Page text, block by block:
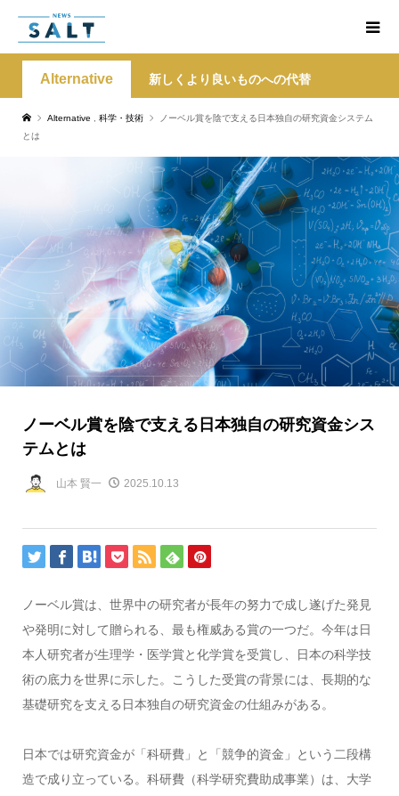
Alternative 新しくより良いものへの代替
Alternative 科学・技術
ノーベル賞を陰で支える日本独自の研究資金システム
とは
ノーベル賞を陰で支える日本独自の研究資金シス
テムとは
山本 賢一 2025.10.13
ノーベル賞は、世界中の研究者が長年の努力で成し遂げた発見
や発明に対して贈られる、最も権威ある賞の一つだ。今年は日
本人研究者が生理学・医学賞と化学賞を受賞し、日本の科学技
術の底力を世界に示した。こうした受賞の背景には、長期的な
基礎研究を支える日本独自の研究資金の仕組みがある。
日本では研究資金が「科研費」と「競争的資金」という二段構
造で成り立っている。科研費（科学研究費助成事業）は、大学